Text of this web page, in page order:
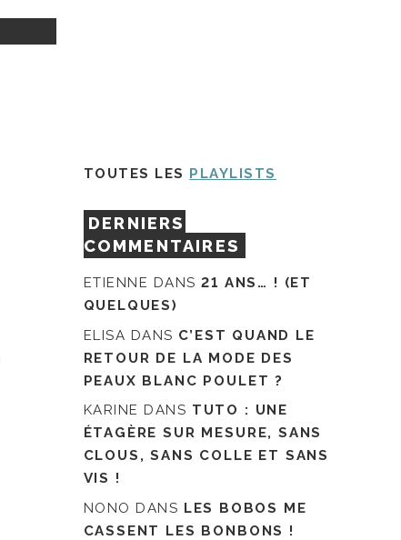
TOUTES LES PLAYLISTS
DERNIERS
COMMENTAIRES
ETIENNE DANS21 ANS… ! (ET
QUELQUES)
ELISA DANS C’EST QUAND LE
RETOUR DE LA MODE DES
PEAUX BLANC POULET ?
KARINE DANS TUTO : UNE
ÉTAGÈRE SUR MESURE, SANS
CLOUS, SANS COLLE ET SANS
VIS !
NONO DANS LES BOBOS ME
CASSENT LES BONBONS !